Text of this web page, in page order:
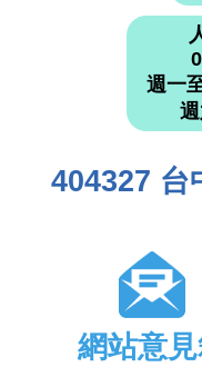
週一
404327 台
網站意